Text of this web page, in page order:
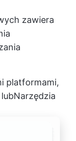
zawiera
platformami,
lubNarzędzia